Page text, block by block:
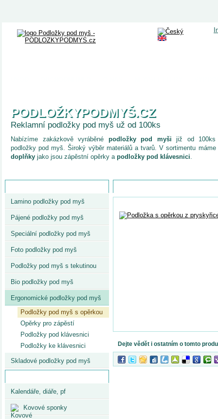
PODLOŽKYPODMYŠ.CZ
Reklamní podložky pod myš už od 100ks
Nabízíme zakázkově vyráběné podložky pod myši již od 100ks
podložky pod myš. Široký výběr materiálů a tvarů. V sortimentu
doplňky jako jsou zápěstní opěrky a podložky pod klávesnici.
Dejte vědět i ostatním o tomto
Lamino podložky pod myš
Pájené podložky pod myš
Speciální podložky pod myš
Foto podložky pod myš
Podložky pod myš s tekutinou
Bio podložky pod myš
Ergonomické podložky pod myš
Podložky pod myš s opěrkou
Opěrky pro zápěstí
Podložky pod klávesnici
Podložky ke klávesnici
Skladové podložky pod myš
Kalendáře, diáře, pf
Kovové sponky